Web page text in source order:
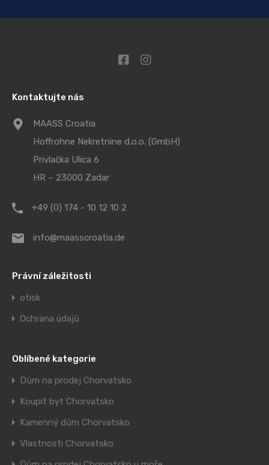
Kontaktujte nás
MAASS Croatia
Hoffrohne Nekretnine d.o.o. (GmbH)
Privlačka Ulica 6
HR – 23000 Zadar
+49 (0) 174 - 10 12 10 2
info@maasscroatia.de
Právní záležitosti
otisk
Ochrana údajů
Oblíbené kategorie
Dům na prodej Chorvatsko
Koupit byt Chorvatsko
Kamenný dům Chorvatsko
Vlastnosti Chorvatsko